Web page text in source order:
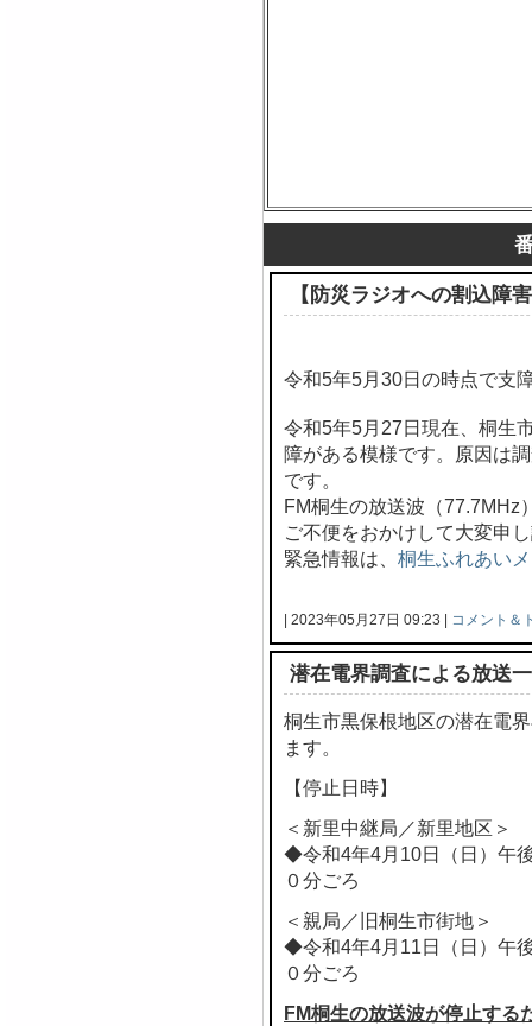
【防災ラジオへの割込障
令和5年5月30日の時点で支
令和5年5月27日現在、桐生
障がある模様です。原因は
です。
FM桐生の放送波（77.7MHz
ご不便をおかけして大変申
緊急情報は、 桐生ふれあい
| 2023年05月27日 09:23 | コメント＆
潜在電界調査による放送
桐生市黒保根地区の潜在電
ます。
【停止日時】
＜新里中継局／新里地区＞
◆令和4年4月10日（日）午
０分ごろ
＜親局／旧桐生市街地＞
◆令和4年4月11日（日）午
０分ごろ
FM桐生の放送波が停止する